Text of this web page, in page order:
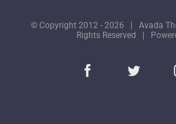
© Copyright 2012 - 2026 | Avada
Rights Reserved |
FacebookTwitter